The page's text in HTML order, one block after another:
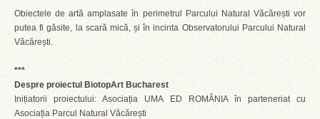
Obiectele de artă amplasate în perimetrul Parcului Natural Văcărești vor
putea fi găsite, la scară mică, și în incinta Observatorului Parcului Natural
Văcărești.
***
Despre proiectul BiotopArt Bucharest
Inițiatorii proiectului: Asociația UMA ED ROMÂNIA în parteneriat cu
Asociația Parcul Natural Văcărești